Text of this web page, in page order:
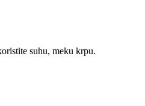
suhu, meku krpu.